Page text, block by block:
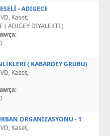
- ADIGECE
Kaset,
( ADIGEY DİYALEKTİ )
( KABARDEY GRUBU)
Kaset,
ORGANİZASYONU - 1
Kaset,